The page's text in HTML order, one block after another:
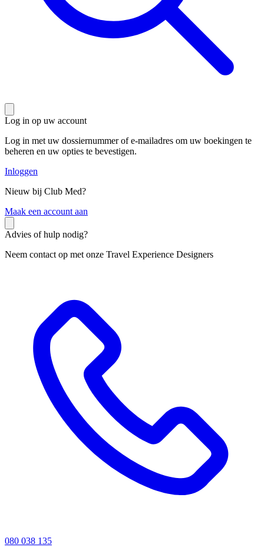
Log in op uw account
Log in met uw dossiernummer of e-mailadres om uw boekingen te
beheren en uw opties te bevestigen.
Inloggen
Nieuw bij Club Med?
Maak een account aan
Advies of hulp nodig?
Neem contact op met onze Travel Experience Designers
080 038 135